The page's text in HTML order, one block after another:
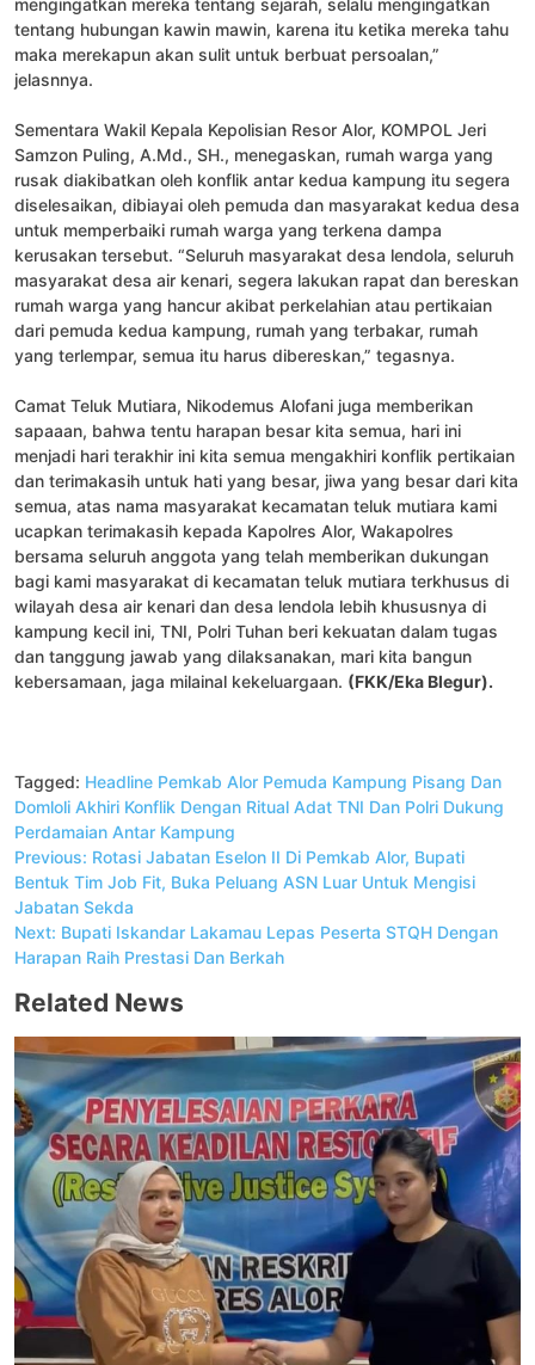
tentang hubungan kawin mawin, karena itu ketika mereka tahu
maka merekapun akan sulit untuk berbuat persoalan,”
jelasnnya.
Sementara Wakil Kepala Kepolisian Resor Alor, KOMPOL Jeri
Samzon Puling, A.Md., SH., menegaskan, rumah warga yang
rusak diakibatkan oleh konflik antar kedua kampung itu segera
diselesaikan, dibiayai oleh pemuda dan masyarakat kedua desa
untuk memperbaiki rumah warga yang terkena dampa
kerusakan tersebut. “Seluruh masyarakat desa lendola, seluruh
masyarakat desa air kenari, segera lakukan rapat dan bereskan
rumah warga yang hancur akibat perkelahian atau pertikaian
dari pemuda kedua kampung, rumah yang terbakar, rumah
yang terlempar, semua itu harus dibereskan,” tegasnya.
Camat Teluk Mutiara, Nikodemus Alofani juga memberikan
sapaaan, bahwa tentu harapan besar kita semua, hari ini
menjadi hari terakhir ini kita semua mengakhiri konflik pertikaian
dan terimakasih untuk hati yang besar, jiwa yang besar dari kita
semua, atas nama masyarakat kecamatan teluk mutiara kami
ucapkan terimakasih kepada Kapolres Alor, Wakapolres
bersama seluruh anggota yang telah memberikan dukungan
bagi kami masyarakat di kecamatan teluk mutiara terkhusus di
wilayah desa air kenari dan desa lendola lebih khususnya di
kampung kecil ini, TNI, Polri Tuhan beri kekuatan dalam tugas
dan tanggung jawab yang dilaksanakan, mari kita bangun
kebersamaan, jaga milainal kekeluargaan. (FKK/Eka Blegur).
Tagged: Headline Pemkab Alor Pemuda Kampung Pisang Dan
Domloli Akhiri Konflik Dengan Ritual Adat TNI Dan Polri Dukung
Perdamaian Antar Kampung
Navigasi
pos
Previous: Rotasi Jabatan Eselon II Di Pemkab Alor, Bupati
Bentuk Tim Job Fit, Buka Peluang ASN Luar Untuk Mengisi
Jabatan Sekda
Next: Bupati Iskandar Lakamau Lepas Peserta STQH Dengan
Harapan Raih Prestasi Dan Berkah
Related News